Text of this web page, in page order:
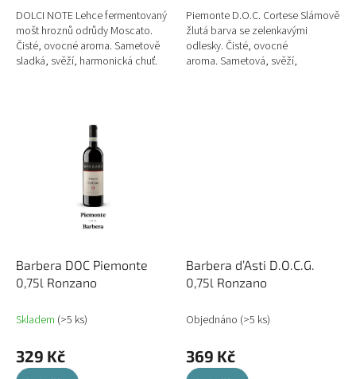
DOLCI NOTE Lehce fermentovaný
mošt hroznů odrůdy Moscato.
Čisté, ovocné aroma. Sametově
sladká, svěží, harmonická chuť.
Piemonte D.O.C. Cortese Slámově
žlutá barva se zelenkavými
odlesky. Čisté, ovocné
aroma. Sametová, svěží,
Barbera DOC Piemonte
0,75l Ronzano
Skladem (>5 ks)
329 Kč
Barbera d’Asti D.O.C.G.
0,75l Ronzano
Objednáno (>5 ks)
369 Kč